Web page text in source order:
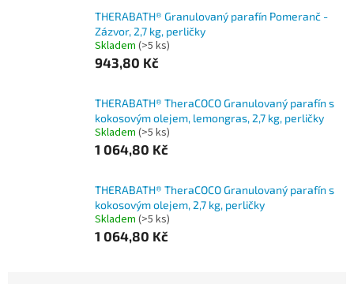
THERABATH® Granulovaný parafín Pomeranč -
Zázvor, 2,7 kg, perličky
Skladem (>5 ks)
943,80 Kč
THERABATH® TheraCOCO Granulovaný parafín s
kokosovým olejem, lemongras, 2,7 kg, perličky
Skladem (>5 ks)
1 064,80 Kč
THERABATH® TheraCOCO Granulovaný parafín s
kokosovým olejem, 2,7 kg, perličky
Skladem (>5 ks)
1 064,80 Kč